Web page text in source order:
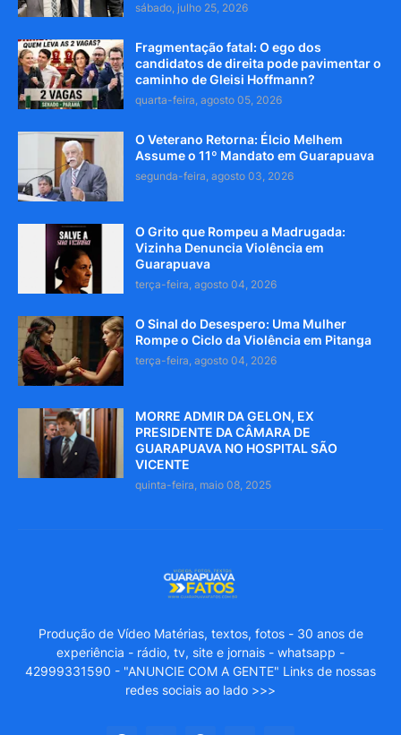
sábado, julho 25, 2026
Fragmentação fatal: O ego dos
candidatos de direita pode pavimentar o
caminho de Gleisi Hoffmann?
quarta-feira, agosto 05, 2026
O Veterano Retorna: Élcio Melhem
Assume o 11º Mandato em Guarapuava
segunda-feira, agosto 03, 2026
O Grito que Rompeu a Madrugada:
Vizinha Denuncia Violência em
Guarapuava
terça-feira, agosto 04, 2026
O Sinal do Desespero: Uma Mulher
Rompe o Ciclo da Violência em Pitanga
terça-feira, agosto 04, 2026
MORRE ADMIR DA GELON, EX
PRESIDENTE DA CÂMARA DE
GUARAPUAVA NO HOSPITAL SÃO
VICENTE
quinta-feira, maio 08, 2025
Produção de Vídeo Matérias, textos, fotos - 30 anos de
experiência - rádio, tv, site e jornais - whatsapp -
42999331590 - "ANUNCIE COM A GENTE" Links de nossas
redes sociais ao lado >>>